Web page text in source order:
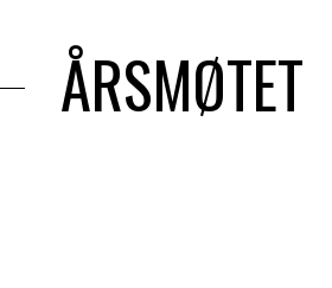
ÅRSMØTET